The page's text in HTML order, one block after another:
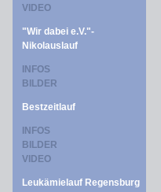
VIDEO
"Wir dabei e.V."-
Nikolauslauf
INFOS
BILDER
Bestzeitlauf
INFOS
BILDER
VIDEO
Leukämielauf Regensburg